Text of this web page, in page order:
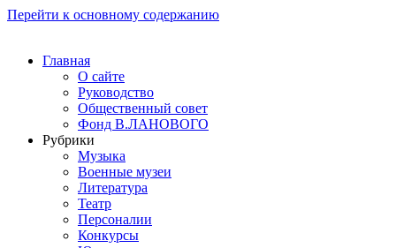
Перейти к основному содержанию
Главная
О сайте
Руководство
Общественный совет
Фонд В.ЛАНОВОГО
Рубрики
Музыка
Военные музеи
Литература
Театр
Персоналии
Конкурсы